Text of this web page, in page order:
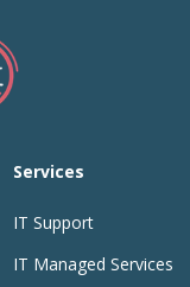
Services
IT Support
IT Managed Services